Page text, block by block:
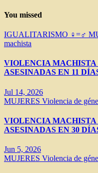
You missed
IGUALITARISMO ♀=♂
machista
VIOLENCIA MACHISTA
ASESINADAS EN 11
Jul 14, 2026
MUJERES Violencia de
VIOLENCIA MACHISTA
ASESINADAS EN 30
Jun 5, 2026
MUJERES Violencia de